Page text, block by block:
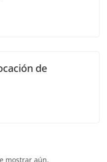
de
mostrar aún.